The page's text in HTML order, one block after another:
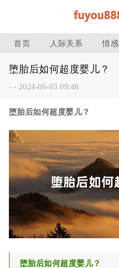
首页 人际关系 情感
堕胎后如何超度婴儿？
- - 2024-06-03 09:48
堕胎后如何超度婴儿？
堕胎后如何超度婴儿？